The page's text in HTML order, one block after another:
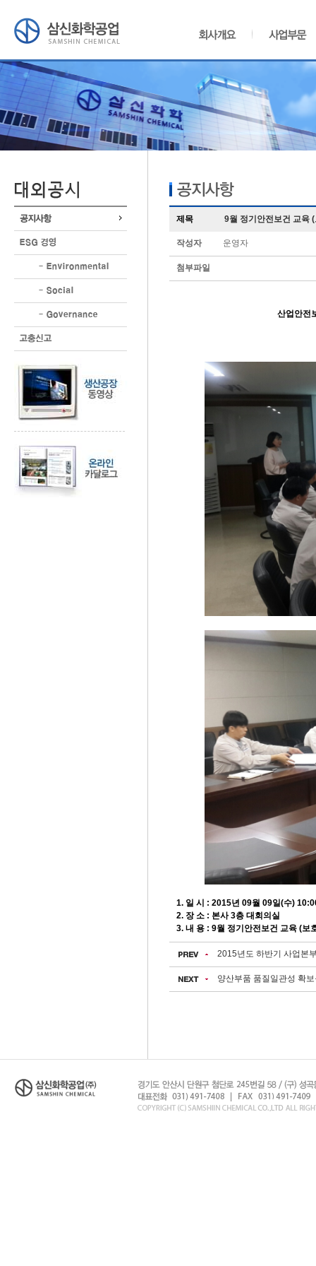
제목 9월 정기안전보건 교육
작성자 운영자
첨부파일
산업안전
1. 일 시 : 2015년 09월 09일(수)
2. 장 소 : 본사 3층 대회의실
3. 내 용 : 9월 정기안전보건 교육 (보
2015년도 하반기 사업본
양산부품 품질일관성 확